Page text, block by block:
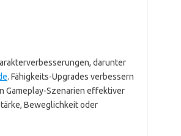
darunter
. Fähigkeits-Upgrades verbessern
Gameplay-Szenarien effektiver
Beweglichkeit oder